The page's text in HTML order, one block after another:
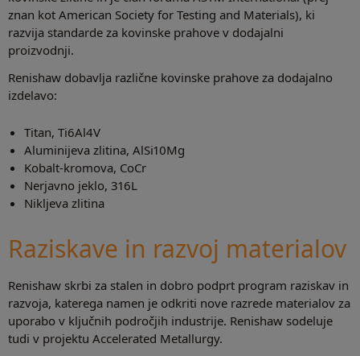
znan kot American Society for Testing and Materials), ki
razvija standarde za kovinske prahove v dodajalni
proizvodnji.
Renishaw dobavlja različne kovinske prahove za dodajalno
izdelavo:
Titan, Ti6Al4V
Aluminijeva zlitina, AlSi10Mg
Kobalt-kromova, CoCr
Nerjavno jeklo, 316L
Nikljeva zlitina
Raziskave in razvoj materialov
Renishaw skrbi za stalen in dobro podprt program raziskav in
razvoja, katerega namen je odkriti nove razrede materialov za
uporabo v ključnih področjih industrije. Renishaw sodeluje
tudi v projektu Accelerated Metallurgy.